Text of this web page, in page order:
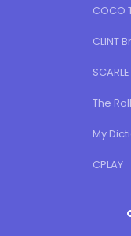
COCO
CLINT
The
My
CPLAY